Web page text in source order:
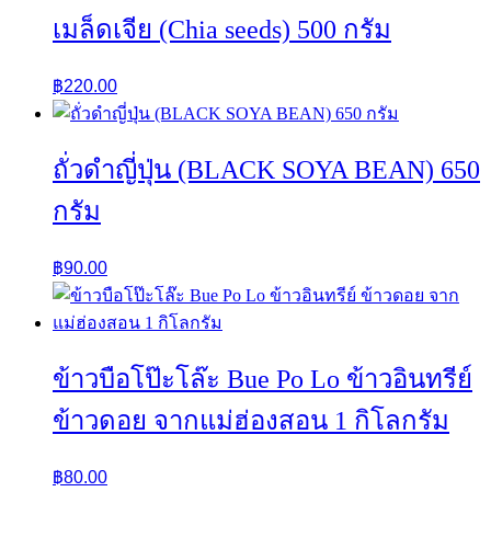
เมล็ดเจีย (Chia seeds) 500 กรัม
฿220.00
ถั่วดำญี่ปุ่น (BLACK SOYA BEAN) 650
กรัม
฿90.00
ข้าวบือโป๊ะโล๊ะ Bue Po Lo ข้าวอินทรีย์
ข้าวดอย จากแม่ฮ่องสอน 1 กิโลกรัม
฿80.00